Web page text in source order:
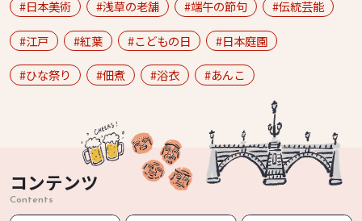
日本美術 浅草の老舗 端午の節句 伝統芸能
江戸 紅葉 こどもの日 日本庭園
ひな祭り 佃煮 浴衣 あんこ
コンテンツ
Contents